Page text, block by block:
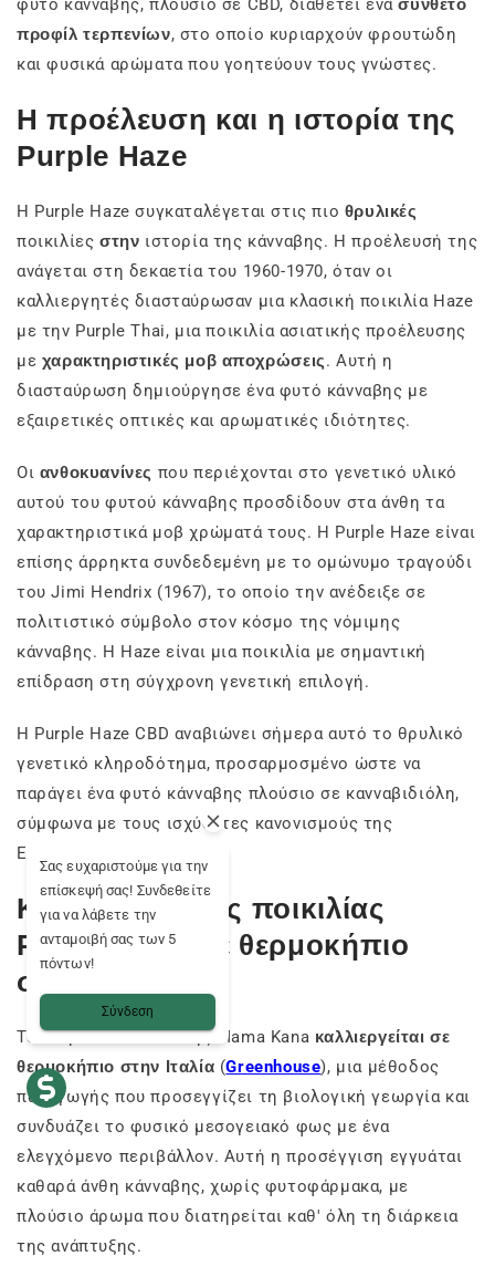
φυτό κάνναβης, πλούσιο σε CBD, διαθέτει ένασύνθετο
προφίλ τερπενίων, στο οποίο κυριαρχούν φρουτώδη
και φυσικά αρώματα που γοητεύουν τους γνώστες.
Η προέλευση και η ιστορία της
Purple Haze
Η Purple Haze συγκαταλέγεται στις πιο θρυλικές
ποικιλίες στην ιστορία της κάνναβης. Η προέλευσή της
ανάγεται στη δεκαετία του 1960-1970, όταν οι
καλλιεργητές διασταύρωσαν μια κλασική ποικιλία Haze
με την Purple Thai, μια ποικιλία ασιατικής προέλευσης
με χαρακτηριστικές μοβ αποχρώσεις. Αυτή η
διασταύρωση δημιούργησε ένα φυτό κάνναβης με
εξαιρετικές οπτικές και αρωματικές ιδιότητες.
Οι ανθοκυανίνες που περιέχονται στο γενετικό υλικό
αυτού του φυτού κάνναβης προσδίδουν στα άνθη τα
χαρακτηριστικά μοβ χρώματά τους. Η Purple Haze είναι
επίσης άρρηκτα συνδεδεμένη με το ομώνυμο τραγούδι
του Jimi Hendrix (1967), το οποίο την ανέδειξε σε
πολιτιστικό σύμβολο στον κόσμο της νόμιμης
κάνναβης. Η Haze είναι μια ποικιλία με σημαντική
επίδραση στη σύγχρονη γενετική επιλογή.
Η Purple Haze CBD αναβιώνει σήμερα αυτό το θρυλικό
γενετικό κληροδότημα, προσαρμοσμένο ώστε να
παράγει ένα φυτό κάνναβης πλούσιο σε κανναβιδιόλη,
σύμφωνα με τους ισχύοντες κανονισμούς της
Ευρωπαϊκής Ένωσης.
Καλλιέργεια της ποικιλίας
Purple Haze σε θερμοκήπιο
στην Ιταλία
Το Purple Haze CBD της Mama Kana καλλιεργείται σε
θερμοκήπιο στην Ιταλία (Greenhouse), μια μέθοδος
παραγωγής που προσεγγίζει τη βιολογική γεωργία και
συνδυάζει το φυσικό μεσογειακό φως με ένα
ελεγχόμενο περιβάλλον. Αυτή η προσέγγιση εγγυάται
καθαρά άνθη κάνναβης, χωρίς φυτοφάρμακα, με
πλούσιο άρωμα που διατηρείται καθ' όλη τη διάρκεια
της ανάπτυξης.
Σας ευχαριστούμε για την
επίσκεψή σας! Συνδεθείτε
για να λάβετε την
ανταμοιβή σας των 5
πόντων!
Σύνδεση